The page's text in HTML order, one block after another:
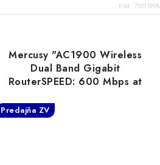
Kód: 75011998
Mercusy "AC1900 Wireless
Dual Band Gigabit
RouterSPEED: 600 Mbps at
GHz SPEC: 6× Fixed Exter
MR50G TP-link
Predajňa ZV